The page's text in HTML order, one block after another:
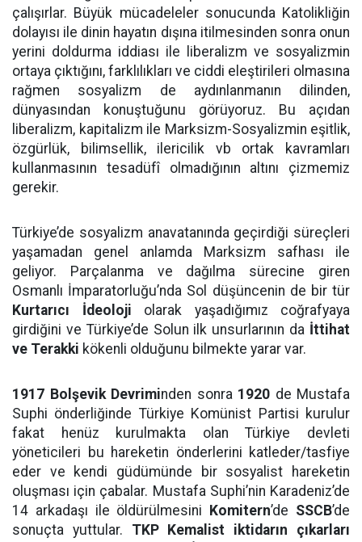
çalışırlar. Büyük mücadeleler sonucunda Katolikliğin
dolayısı ile dinin hayatın dışına itilmesinden sonra onun
yerini doldurma iddiası ile liberalizm ve sosyalizmin
ortaya çıktığını, farklılıkları ve ciddi eleştirileri olmasına
rağmen sosyalizm de aydınlanmanın dilinden,
dünyasından konuştuğunu görüyoruz. Bu açıdan
liberalizm, kapitalizm ile Marksizm-Sosyalizmin eşitlik,
özgürlük, bilimsellik, ilericilik vb ortak kavramları
kullanmasının tesadüfî olmadığının altını çizmemiz
gerekir.
Türkiye’de sosyalizm anavatanında geçirdiği süreçleri
yaşamadan genel anlamda Marksizm safhası ile
geliyor. Parçalanma ve dağılma sürecine giren
Osmanlı İmparatorluğu’nda Sol düşüncenin de bir tür
Kurtarıcı İdeoloji olarak yaşadığımız coğrafyaya
girdiğini ve Türkiye’de Solun ilk unsurlarının da İttihat
ve Terakki kökenli olduğunu bilmekte yarar var.
1917 Bolşevik Devriminden sonra 1920 de Mustafa
Suphi önderliğinde Türkiye Komünist Partisi kurulur
fakat henüz kurulmakta olan Türkiye devleti
yöneticileri bu hareketin önderlerini katleder/tasfiye
eder ve kendi güdümünde bir sosyalist hareketin
oluşması için çabalar. Mustafa Suphi’nin Karadeniz’de
14 arkadaşı ile öldürülmesini
Komitern’de SSCB’de
sonuçta yuttular. TKP Kemalist iktidarın çıkarları